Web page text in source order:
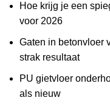
Hoe krijg je een
voor 2026
Gaten in betonvloer
strak resultaat
PU gietvloer
als nieuw